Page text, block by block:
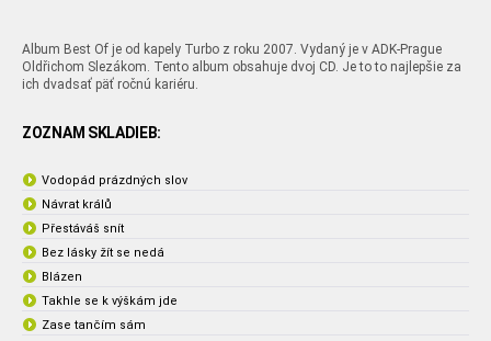
Album Best Of je od kapely Turbo z roku 2007. Vydaný je v ADK-Prague
Oldřichom Slezákom. Tento album obsahuje dvoj CD. Je to to najlepšie za
ich dvadsať päť ročnú kariéru.
ZOZNAM SKLADIEB:
Vodopád prázdných slov
Návrat králů
Přestáváš snít
Bez lásky žít se nedá
Blázen
Takhle se k výškám jde
Zase tančím sám